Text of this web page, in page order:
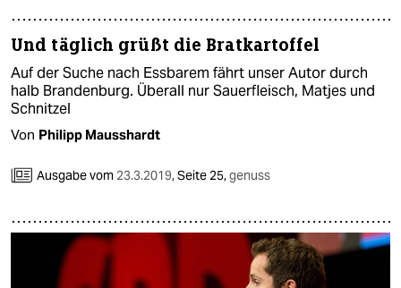
Und täglich grüßt die Bratkartoffel
Auf der Suche nach Essbarem fährt unser Autor durch
halb Brandenburg. Überall nur Sauerfleisch, Matjes und
Schnitzel
Von Philipp Mausshardt
Ausgabe vom 23.3.2019,Seite 25,genuss